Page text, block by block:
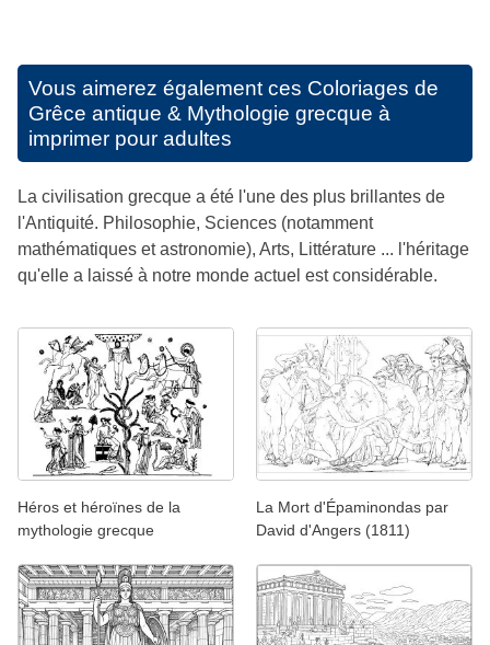
Vous aimerez également ces Coloriages de
Grêce antique & Mythologie grecque à
imprimer pour adultes
La civilisation grecque a été l'une des plus brillantes de
l'Antiquité. Philosophie, Sciences (notamment
mathématiques et astronomie), Arts, Littérature ... l'héritage
qu'elle a laissé à notre monde actuel est considérable.
Héros et héroïnes de la
mythologie grecque
La Mort d'Épaminondas par
David d'Angers (1811)